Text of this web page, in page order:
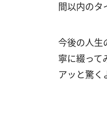
間以内のタ
今後の人生
寧に綴って
アッと驚